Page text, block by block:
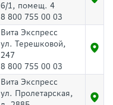
6/1, помещ. 4
8 800 755 00 03
Вита Экспресс
ул. Терешковой,
247
8 800 755 00 03
Вита Экспресс
ул. Пролетарская,